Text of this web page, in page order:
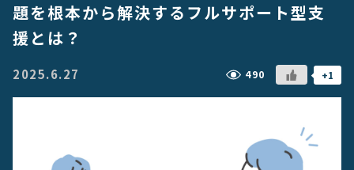
採用情報
実績
題を根本から解決するフルサポート型支
援とは？
2025.6.27 490 +1